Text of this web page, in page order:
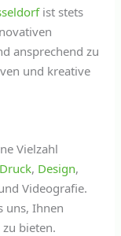
ist stets
ansprechend zu
und kreative
Vielzahl
Druck, Design,
Videografie.
uns, Ihnen
bieten.